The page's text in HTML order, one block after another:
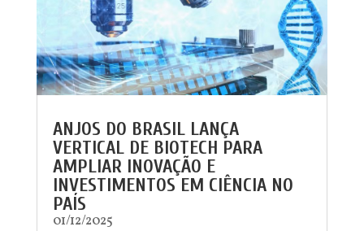
ANJOS DO BRASIL LANÇA
VERTICAL DE BIOTECH PARA
AMPLIAR INOVAÇÃO E
INVESTIMENTOS EM CIÊNCIA NO
PAÍS
01/12/2025